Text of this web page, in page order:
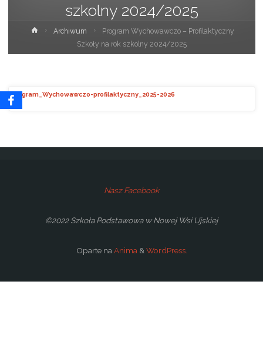
szkolny 2024/2025
StronaArchiwum
Program Wychowawczo – Profilaktyczny
Szkoły na rok szkolny 2024/2025
Program_Wychowawczo-profilaktyczny_2025-2026
Nasz Facebook
©2022 Szkoła Podstawowa w Nowej Wsi Ujskiej
Oparte naAnima&WordPress.